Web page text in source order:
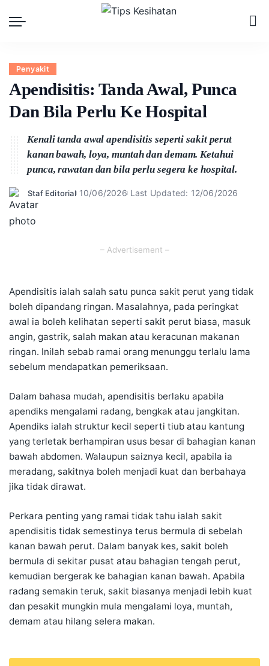
Penyakit
Apendisitis: Tanda Awal, Punca
Dan Bila Perlu Ke Hospital
Kenali tanda awal apendisitis seperti sakit perut
kanan bawah, loya, muntah dan demam. Ketahui
punca, rawatan dan bila perlu segera ke hospital.
Posted
by
Staf Editorial 10/06/2026 Last Updated: 12/06/2026
– Advertisement –
Apendisitis ialah salah satu punca sakit perut yang tidak
boleh dipandang ringan. Masalahnya, pada peringkat
awal ia boleh kelihatan seperti sakit perut biasa, masuk
angin, gastrik, salah makan atau keracunan makanan
ringan. Inilah sebab ramai orang menunggu terlalu lama
sebelum mendapatkan pemeriksaan.
Dalam bahasa mudah, apendisitis berlaku apabila
apendiks mengalami radang, bengkak atau jangkitan.
Apendiks ialah struktur kecil seperti tiub atau kantung
yang terletak berhampiran usus besar di bahagian kanan
bawah abdomen. Walaupun saiznya kecil, apabila ia
meradang, sakitnya boleh menjadi kuat dan berbahaya
jika tidak dirawat.
Perkara penting yang ramai tidak tahu ialah sakit
apendisitis tidak semestinya terus bermula di sebelah
kanan bawah perut. Dalam banyak kes, sakit boleh
bermula di sekitar pusat atau bahagian tengah perut,
kemudian bergerak ke bahagian kanan bawah. Apabila
radang semakin teruk, sakit biasanya menjadi lebih kuat
dan pesakit mungkin mula mengalami loya, muntah,
demam atau hilang selera makan.